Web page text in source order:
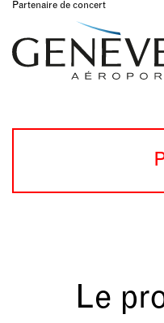
Partenaire de concert
Le